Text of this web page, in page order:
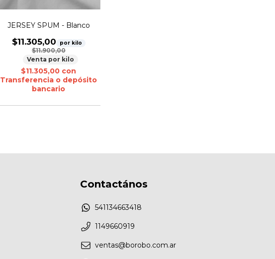
JERSEY SPUM - Blanco
$11.305,00 por kilo
$11.900,00
Venta por kilo
$11.305,00 con
Transferencia o depósito
bancario
Contactános
541134663418
1149660919
ventas@borobo.com.ar